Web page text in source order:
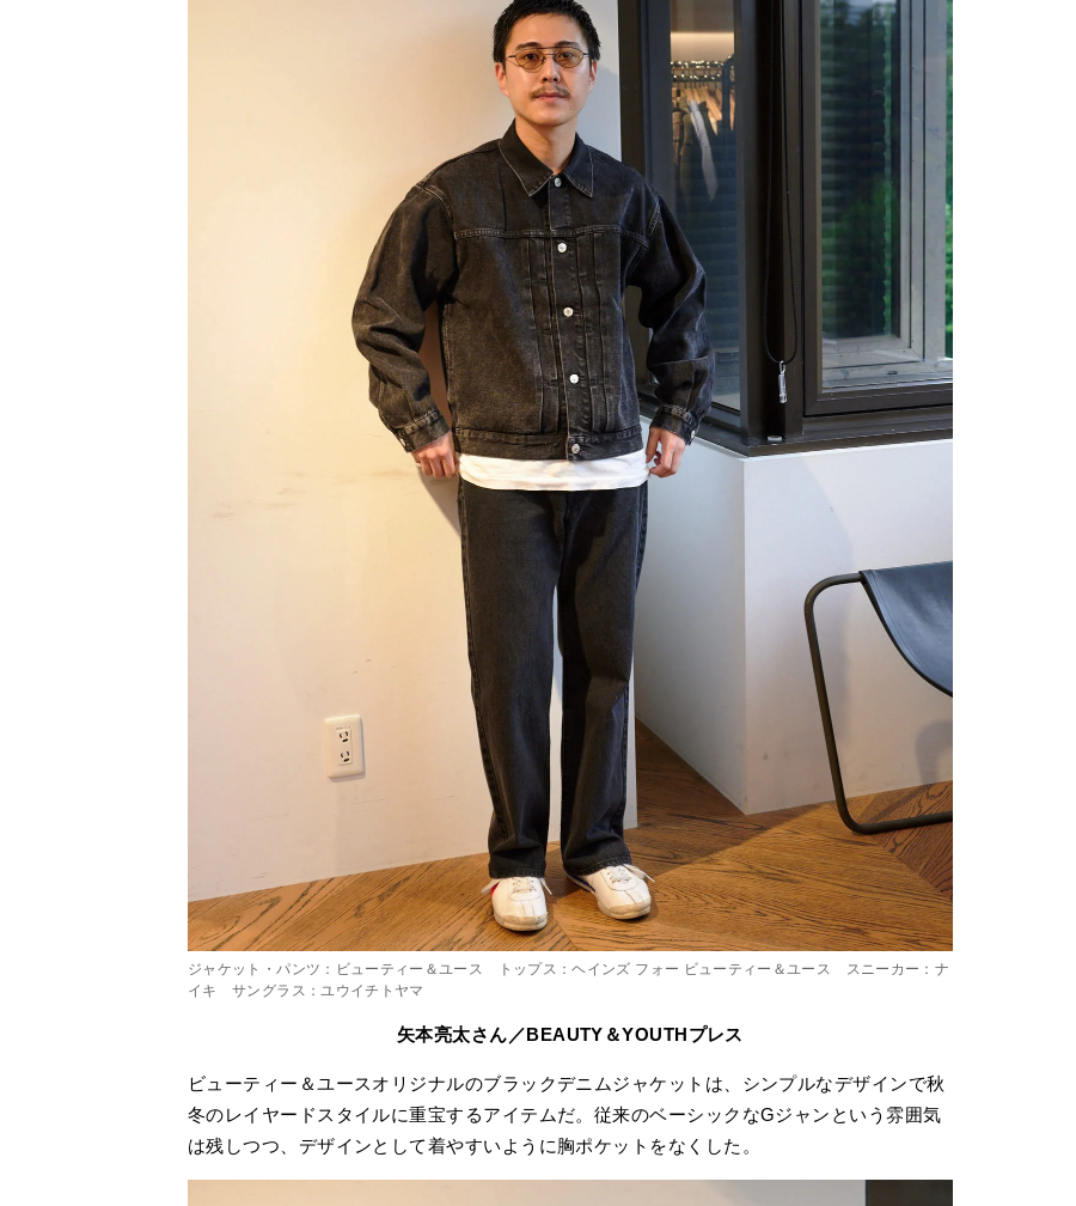
ジャケット・パンツ：ビューティー＆ユース トップス：ヘインズ フォー ビューティー＆ユース スニーカー：ナ
イキ サングラス：ユウイチトヤマ
矢本亮太さん／BEAUTY＆YOUTHプレス
ビューティー＆ユースオリジナルのブラックデニムジャケットは、シンプルなデザインで秋
冬のレイヤードスタイルに重宝するアイテムだ。従来のベーシックなGジャンという雰囲気
は残しつつ、デザインとして着やすいように胸ポケットをなくした。